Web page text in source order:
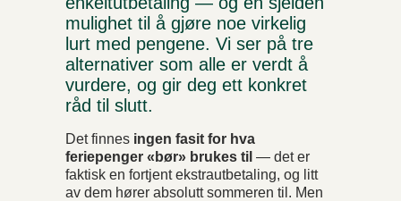
mulighet til å gjøre noe virkelig
lurt med pengene. Vi ser på tre
alternativer som alle er verdt å
vurdere, og gir deg ett konkret
råd til slutt.
Det finnes ingen fasit for hva
feriepenger «bør» brukes til — det er
faktisk en fortjent ekstrautbetaling, og litt
av dem hører absolutt sommeren til. Men